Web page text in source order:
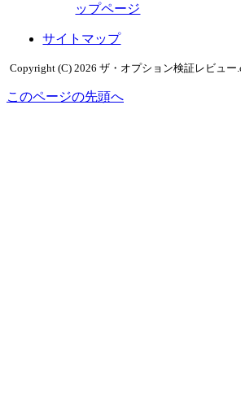
ップページ
サイトマップ
Copyright (C) 2026 ザ・オプション検証レビュー
このページの先頭へ